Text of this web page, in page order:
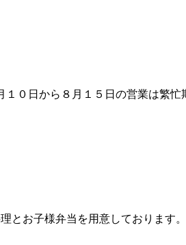
０日から８月１５日の営業は繁
お子様弁当を用意しております